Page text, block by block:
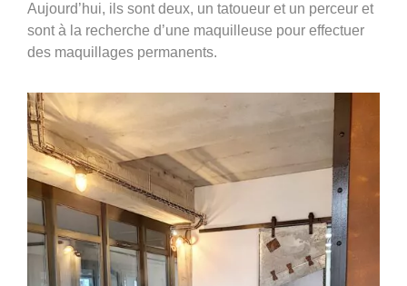
Avinim Construction
03 29 29 09 97
Aujourd’hui, ils sont deux, un tatoueur et un perceur et
sont à la recherche d’une maquilleuse pour effectuer
des maquillages permanents.